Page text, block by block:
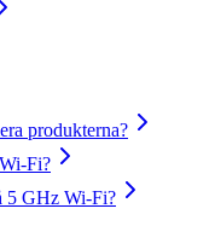
produkterna?
Fi?
5 GHz Wi-Fi?